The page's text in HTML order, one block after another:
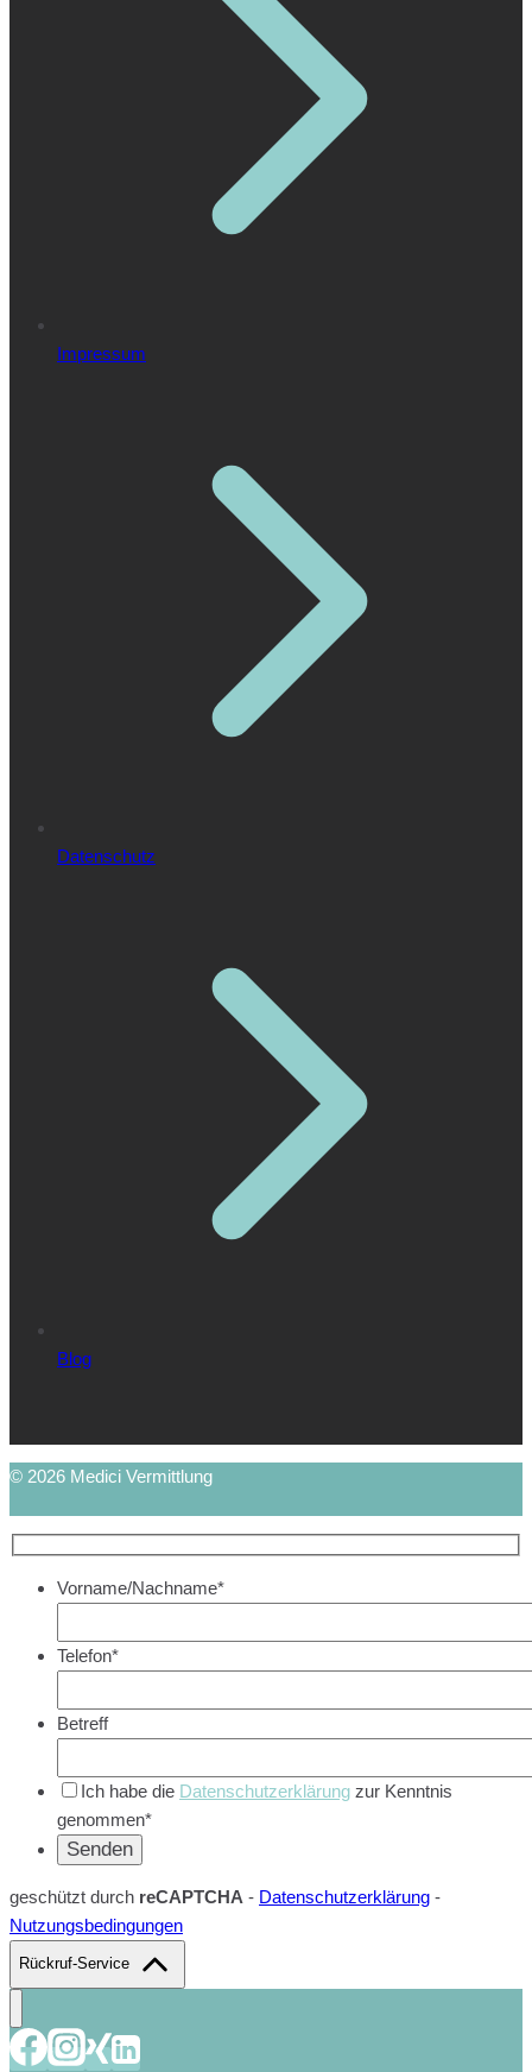
Impressum
Datenschutz
Blog
© 2026 Medici Vermittlung
Vorname/Nachname*
Telefon*
Betreff
Ich habe die Datenschutzerklärung zur Kenntnis
genommen*
geschützt durch reCAPTCHA - Datenschutzerklärung -
Nutzungsbedingungen
Rückruf-Service